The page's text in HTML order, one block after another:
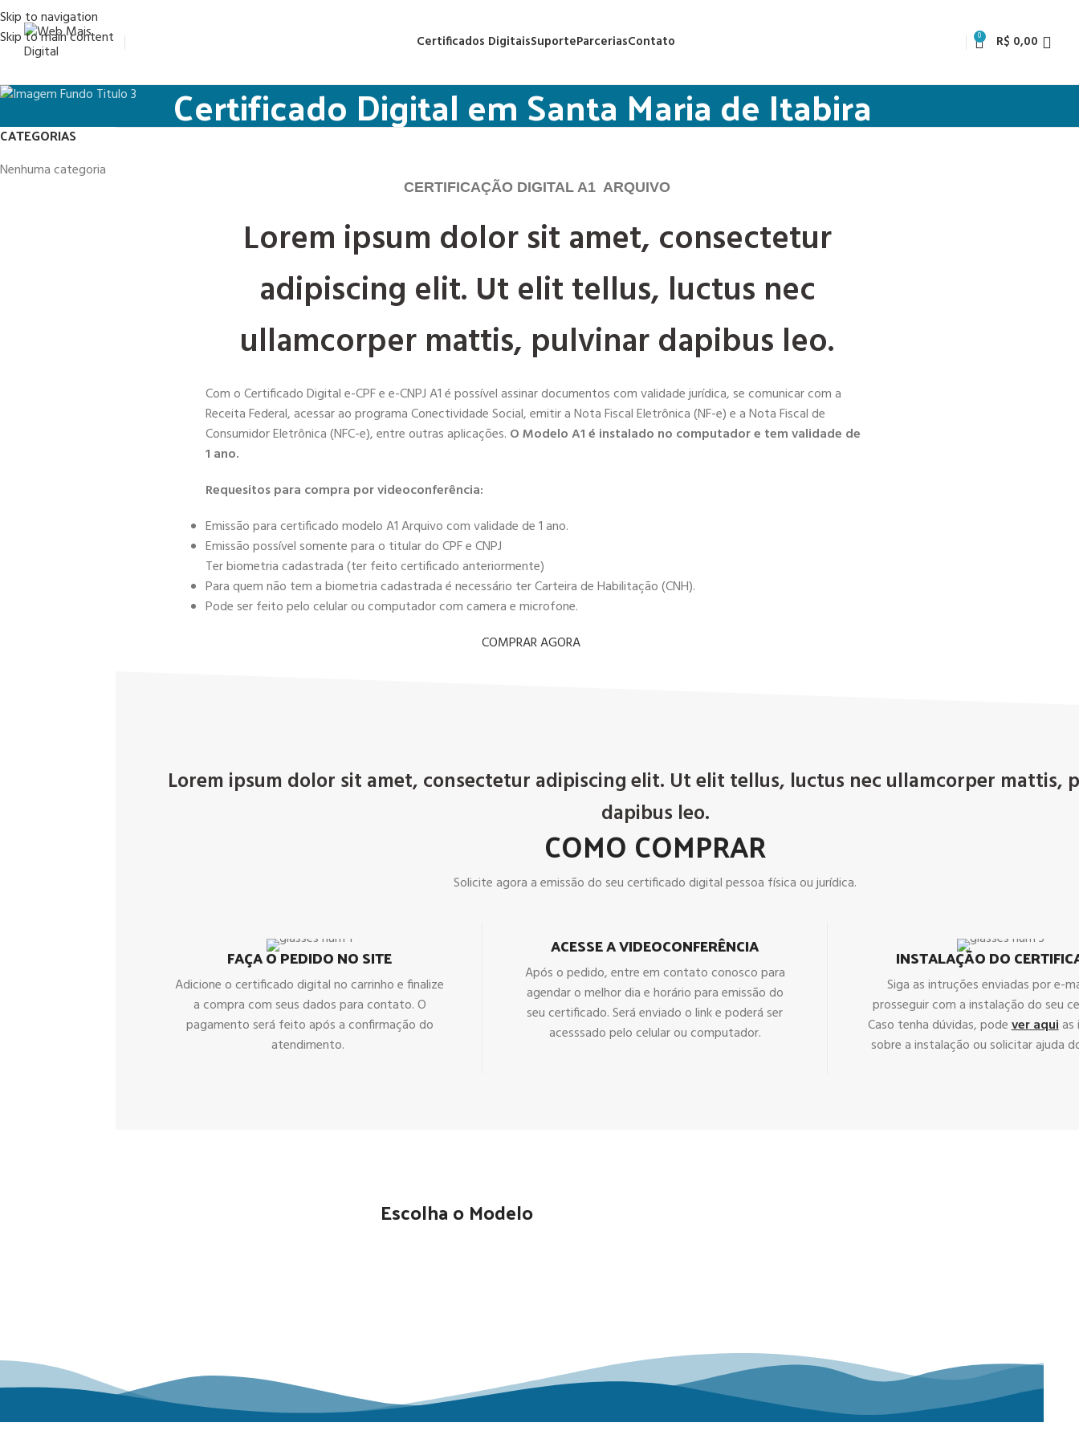
Skip to navigation
Skip to main content
Certificados DigitaisSuporteParceriasContato 0 R$ 0,00
Certificado Digital em Santa Maria de Itabira
CATEGORIAS
Nenhuma categoria
CERTIFICAÇÃO DIGITAL A1 ARQUIVO
Lorem ipsum dolor sit amet, consectetur
adipiscing elit. Ut elit tellus, luctus nec
ullamcorper mattis, pulvinar dapibus leo.
Com o Certificado Digital e-CPF e e-CNPJ A1 é possível assinar documentos com validade jurídica, se comunicar com a
Receita Federal, acessar ao programa Conectividade Social, emitir a Nota Fiscal Eletrônica (NF-e) e a Nota Fiscal de
Consumidor Eletrônica (NFC-e), entre outras aplicações. O Modelo A1 é instalado no computador e tem validade de
1 ano.
Requesitos para compra por videoconferência:
Emissão para certificado modelo A1 Arquivo com validade de 1 ano.
Emissão possível somente para o titular do CPF e CNPJ
Ter biometria cadastrada (ter feito certificado anteriormente)
Para quem não tem a biometria cadastrada é necessário ter Carteira de Habilitação (CNH).
Pode ser feito pelo celular ou computador com camera e microfone.
COMPRAR AGORA
Lorem ipsum dolor sit amet, consectetur adipiscing elit. Ut elit tellus, luctus nec ullamcorper mattis,
dapibus leo.
COMO COMPRAR
Solicite agora a emissão do seu certificado digital pessoa física ou jurídica.
FAÇA O PEDIDO NO SITE
Adicione o certificado digital no carrinho e finalize
a compra com seus dados para contato. O
pagamento será feito após a confirmação do
atendimento.
ACESSE A VIDEOCONFERÊNCIA
Após o pedido, entre em contato conosco para
agendar o melhor dia e horário para emissão do
seu certificado. Será enviado o link e poderá ser
acesssado pelo celular ou computador.
INSTALAÇÃO DO
Siga as intruções enviadas por e-
prosseguir com a instalação do seu
Caso tenha dúvidas, podever aquias
sobre a instalação ou solicitar ajuda
Escolha o Modelo